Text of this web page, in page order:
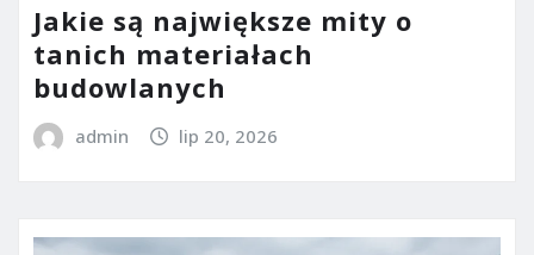
Jakie są największe mity o
tanich materiałach
budowlanych
admin lip 20, 2026